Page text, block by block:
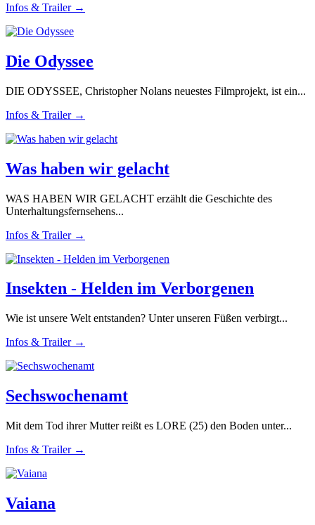
Infos & Trailer →
Die Odyssee
DIE ODYSSEE, Christopher Nolans neuestes Filmprojekt, ist ein...
Infos & Trailer →
Was haben wir gelacht
WAS HABEN WIR GELACHT erzählt die Geschichte des
Unterhaltungsfernsehens...
Infos & Trailer →
Insekten - Helden im Verborgenen
Wie ist unsere Welt entstanden? Unter unseren Füßen verbirgt...
Infos & Trailer →
Sechswochenamt
Mit dem Tod ihrer Mutter reißt es LORE (25) den Boden unter...
Infos & Trailer →
Vaiana